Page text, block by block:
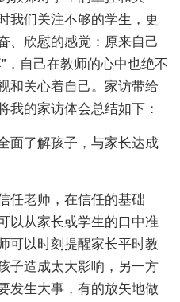
我们关注不够的学生，更
、欣慰的感觉：原来自己
，自己在教师的心中也绝不
和关心着自己。家访带给
我的家访体会总结如下：
面了解孩子，与家长达成
任老师，在信任的基础
以从家长或学生的口中准
可以时刻提醒家长平时教
子造成太大影响，另一方
发生大事，有的放矢地做